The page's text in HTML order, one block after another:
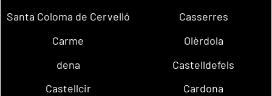
Santa Coloma de Cervelló
Casserres
Carme
Olèrdola
dena
Castelldefels
Castellcir
Cardona